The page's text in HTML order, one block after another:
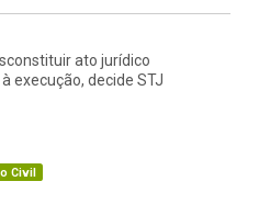
ato jurídico
execução, decide STJ
Civil